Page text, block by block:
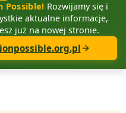
Possible! Rozwijamy się i
aktualne informacje,
już na nowej stronie.